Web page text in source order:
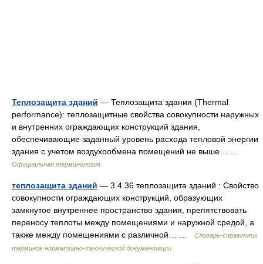
Теплозащита зданий — Теплозащита здания (Thermal
performance): теплозащитные свойства совокупности наружных
и внутренних ограждающих конструкций здания,
обеспечивающие заданный уровень расхода тепловой энергии
здания с учетом воздухообмена помещений не выше… …
Официальная терминология
теплозащита зданий — 3.4.36 теплозащита зданий : Свойство
совокупности ограждающих конструкций, образующих
замкнутое внутреннее пространство здания, препятствовать
переносу теплоты между помещениями и наружной средой, а
также между помещениями с различной… …
Словарь-справочник
терминов нормативно-технической документации